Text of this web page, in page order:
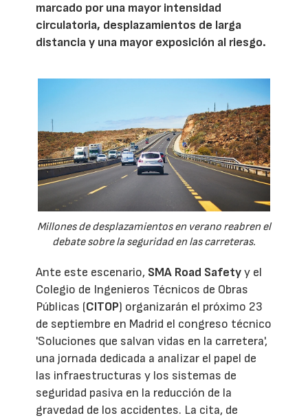
marcado por una mayor intensidad
circulatoria, desplazamientos de larga
distancia y una mayor exposición al riesgo.
Millones de desplazamientos en verano reabren el
debate sobre la seguridad en las carreteras.
Ante este escenario, SMA Road Safetyy el
Colegio de Ingenieros Técnicos de Obras
Públicas (CITOP) organizarán el próximo 23
de septiembre en Madrid el congreso técnico
'Soluciones que salvan vidas en la carretera',
una jornada dedicada a analizar el papel de
las infraestructuras y los sistemas de
seguridad pasiva en la reducción de la
gravedad de los accidentes. La cita, de